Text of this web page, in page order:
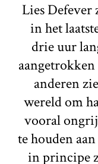
Lies Defever
in het
drie uur
anderen
wereld om
vooral
te houden
in principe